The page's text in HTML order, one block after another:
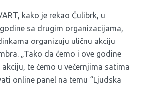
kako je rekao Ćulibrk, u
sa drugim organizacijama,
organizuju uličnu akciju
„Tako da ćemo i ove godine
te ćemo u večernjima satima
online panel na temu “Ljudska